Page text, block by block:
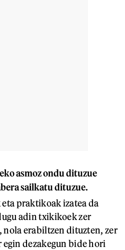
asmoz ondu dituzue
sailkatu dituzue.
praktikoak izatea da
adin txikikoek zer
nola erabiltzen dituzten, zer
dezakegun bide hori